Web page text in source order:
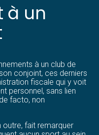
à un
à un club de
conjoint, ces derniers
fiscale qui y voit
personnel, sans lien
facto, non
outre, fait remarquer